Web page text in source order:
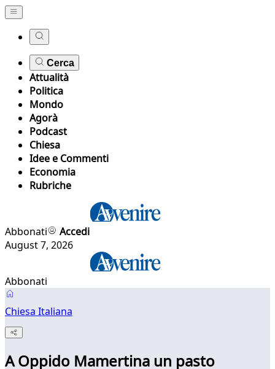
Cerca
Attualità
Politica
Mondo
Agorà
Podcast
Chiesa
Idee e Commenti
Economia
Rubriche
Abbonati
Accedi
August 7, 2026
Abbonati
Chiesa Italiana
A Oppido Mamertina un pasto